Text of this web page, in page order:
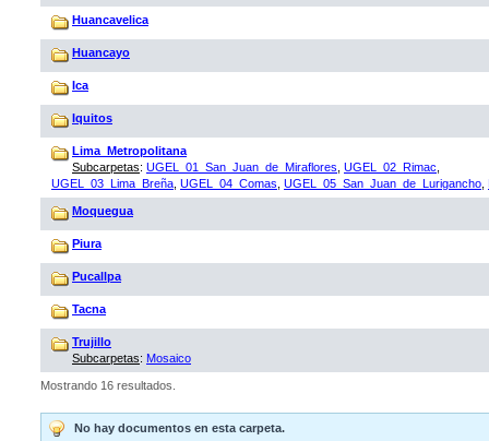
Huancavelica
Huancayo
Ica
Iquitos
Lima_Metropolitana
Subcarpetas: UGEL_01_San_Juan_de_Miraflores UGEL_02_Rimac
UGEL_03_Lima_Breña UGEL_04_Comas UGEL_05_San_Juan_de_Lurigancho
Moquegua
Piura
Pucallpa
Tacna
Trujillo
Subcarpetas: Mosaico
Mostrando 16 resultados.
No hay documentos en esta carpeta.